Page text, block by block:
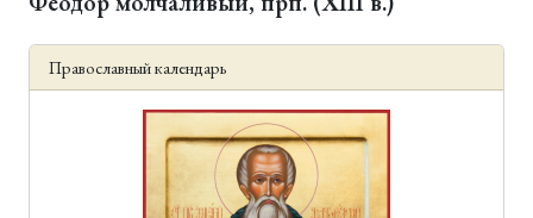
Православный календарь